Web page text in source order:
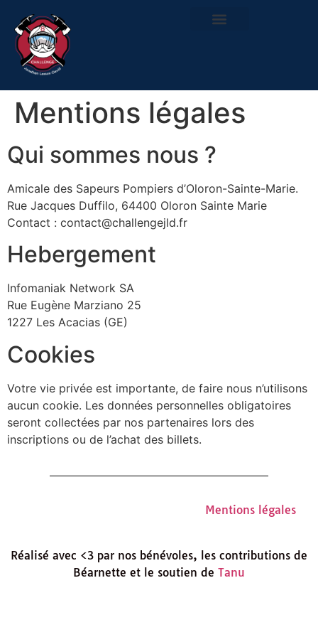
Mentions légales
Qui sommes nous ?
Amicale des Sapeurs Pompiers d’Oloron-Sainte-Marie.
Rue Jacques Duffilo, 64400 Oloron Sainte Marie
Contact : contact@challengejld.fr
Hebergement
Infomaniak Network SA
Rue Eugène Marziano 25
1227 Les Acacias (GE)
Cookies
Votre vie privée est importante, de faire nous n’utilisons
aucun cookie. Les données personnelles obligatoires
seront collectées par nos partenaires lors des
inscriptions ou de l’achat des billets.
Mentions légales
Réalisé avec <3 par nos bénévoles, les contributions de
Béarnette et le soutien de Tanu